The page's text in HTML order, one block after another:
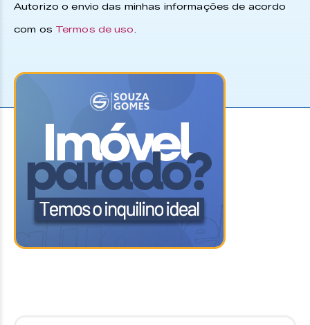
Autorizo o envio das minhas informações de acordo
com os Termos de uso.